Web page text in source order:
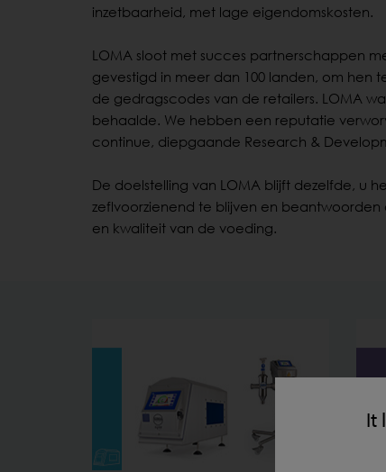
It
inzetbaarheid, met lage eigendomskosten.
LOMA sloot met succes partnerschappen
gevestigd in meer dan 100 landen, om
de gedragscodes van de retailers. LOMA
behaalde. We hebben een reputatie
continue, diepgaande Research &
De doelstelling van LOMA blijft dezelfde, u
zeflvoorzienend te blijven en
en kwaliteit van de voeding.